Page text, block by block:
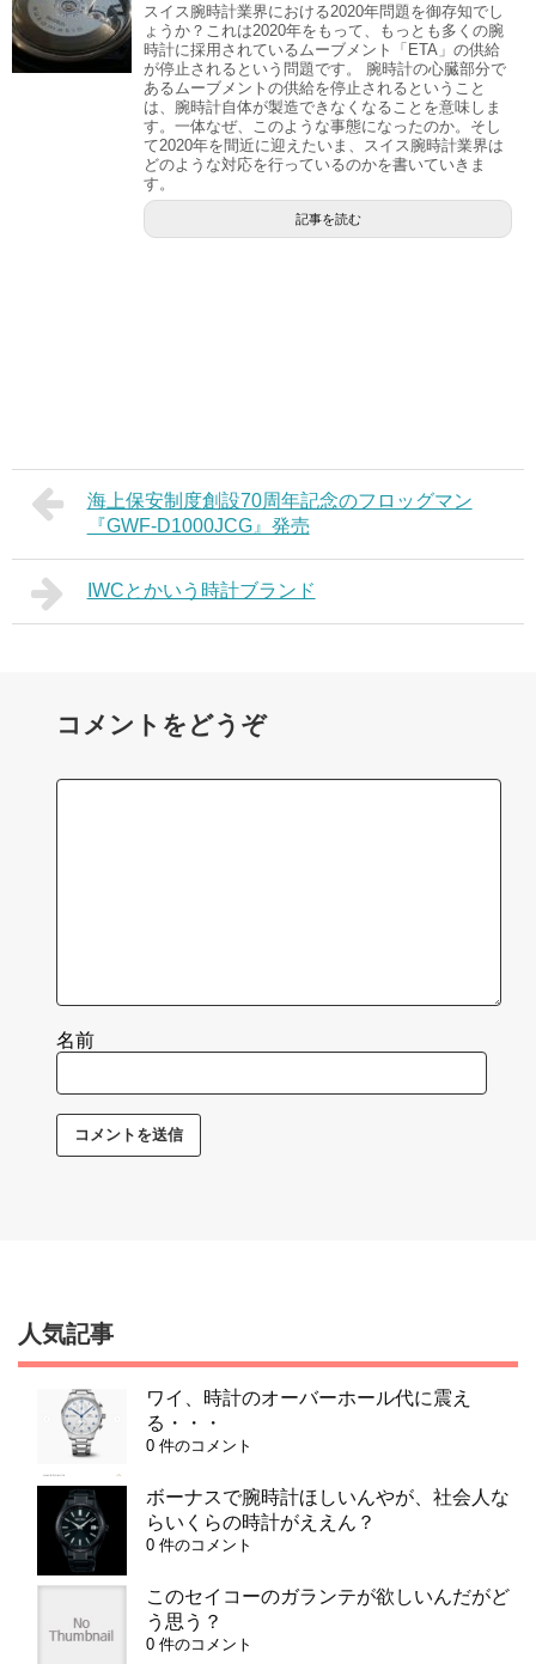
スイス腕時計業界における2020年問題を御存知でし
ょうか？これは2020年をもって、もっとも多くの腕
時計に採用されているムーブメント「ETA」の供給
が停止されるという問題です。 腕時計の心臓部分で
あるムーブメントの供給を停止されるということ
は、腕時計自体が製造できなくなることを意味しま
す。一体なぜ、このような事態になったのか。そし
て2020年を間近に迎えたいま、スイス腕時計業界は
どのような対応を行っているのかを書いていきま
す。
記事を読む
海上保安制度創設70周年記念のフロッグマン
『GWF-D1000JCG』発売
IWCとかいう時計ブランド
コメントをどうぞ
名前
人気記事
ワイ、時計のオーバーホール代に震え
る・・・
0 件のコメント
ボーナスで腕時計ほしいんやが、社会人な
らいくらの時計がええん？
0 件のコメント
このセイコーのガランテが欲しいんだがど
う思う？
0 件のコメント